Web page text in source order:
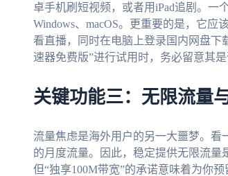
卓手机刷短视频，或者用iPad追剧。一
Windows、macOS。更重要的是，它
看直播，同时在电脑上登录国内网盘下
速器免费版”进行试用时，务必留意其
关键功能三：无限流量
流量焦虑是海外用户的另一大噩梦。
的月度流量。因此，稳定提供无限流量
但“独享100M带宽”的承诺意味着为你